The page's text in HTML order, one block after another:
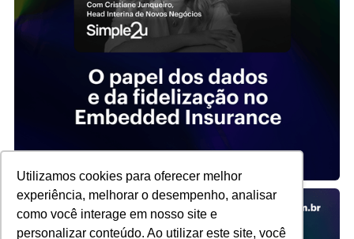
Utilizamos cookies para oferecer melhor
experiência, melhorar o desempenho, analisar
como você interage em nosso site e
personalizar conteúdo. Ao utilizar este site, você